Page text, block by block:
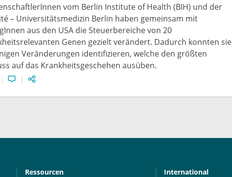
vom Berlin Institute of Health (BIH) und der
– Universitätsmedizin Berlin haben gemeinsam mit
aus den USA die Steuerbereiche von 20
Genen gezielt verändert. Dadurch konnten sie
Veränderungen identifizieren, welche den größten
auf das Krankheitsgeschehen ausüben.
Ressourcen
International